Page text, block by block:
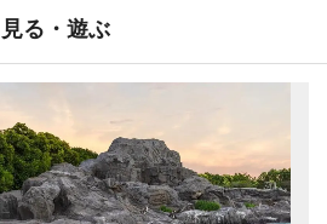
見る・遊ぶ